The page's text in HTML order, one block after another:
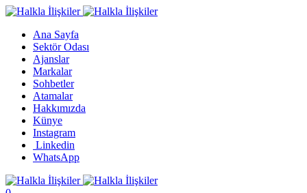
Ana Sayfa
Sektör Odası
Ajanslar
Markalar
Sohbetler
Atamalar
Hakkımızda
Künye
Instagram
Linkedin
WhatsApp